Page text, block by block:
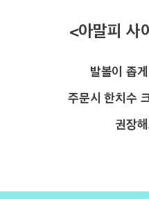
<아말피 사
발볼이 좁
주문시 한치수
권장